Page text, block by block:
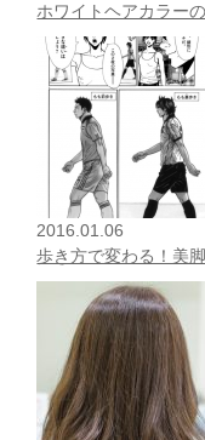
ホワイトヘアカラー
2016.01.06
歩き方で変わる！美